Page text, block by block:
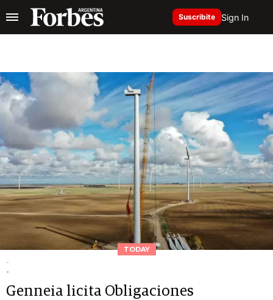
Suscribite Sign In
TODAY
-
-
Genneia licita Obligaciones